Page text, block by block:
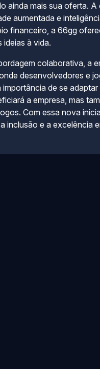
ainda mais sua oferta.
aumentada e
financeiro, a 66gg
ideias à vida.
colaborativa, a
desenvolvedores e
de se
a empresa, mas
Com essa nova
inclusão e a excelência